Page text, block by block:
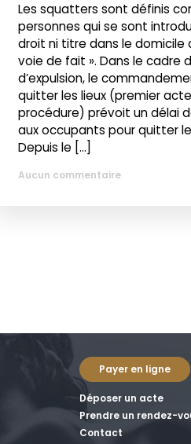
Les squatters sont définis
personnes qui se sont
droit ni titre dans le domicile
voie de fait ». Dans le cadre
d’expulsion, le
quitter les lieux (premier
procédure) prévoit un délai
aux occupants pour quitter
Depuis le […]
Aucun commentaire
Payer en ligne
Déposer un acte
Prendre un rendez-
Contact